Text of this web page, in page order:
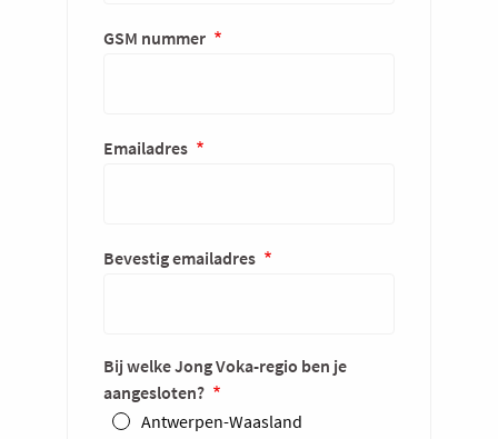
GSM nummer
Emailadres
Emailadres
Bevestig emailadres
Bij welke Jong Voka-regio ben je
aangesloten?
Antwerpen-Waasland